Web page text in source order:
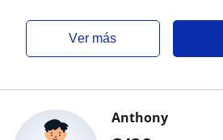
ver más
Anthony